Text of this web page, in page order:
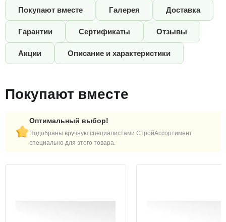
Покупают вместе Галерея Доставка
Гарантии Сертификаты Отзывы
Акции Описание и характеристики
Покупают вместе
Оптимальный выбор!
Подобраны вручную специалистами СтройАссортимент
специально для этого товара.